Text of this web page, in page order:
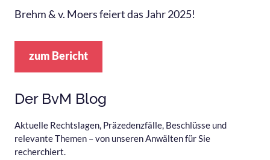
Brehm & v. Moers feiert das Jahr 2025!
zum Bericht
Der BvM Blog
Aktuelle Rechtslagen, Präzedenzfälle, Beschlüsse und
relevante Themen – von unseren Anwälten für Sie
recherchiert.